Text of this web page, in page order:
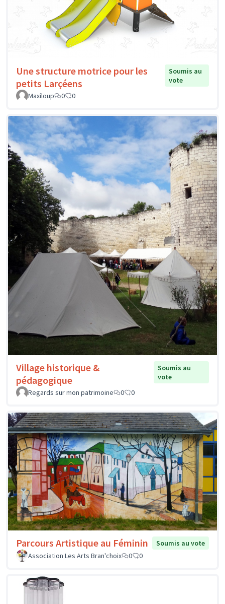
Une structure motrice pour les
petits Larçéens
Soumis au
vote
Maxiloup
0 0
Village historique &
pédagogique
Soumis au
vote
Regards sur mon patrimoine
0 0
Parcours Artistique au Féminin
Soumis au vote
Association Les Arts Bran'choix
0 0